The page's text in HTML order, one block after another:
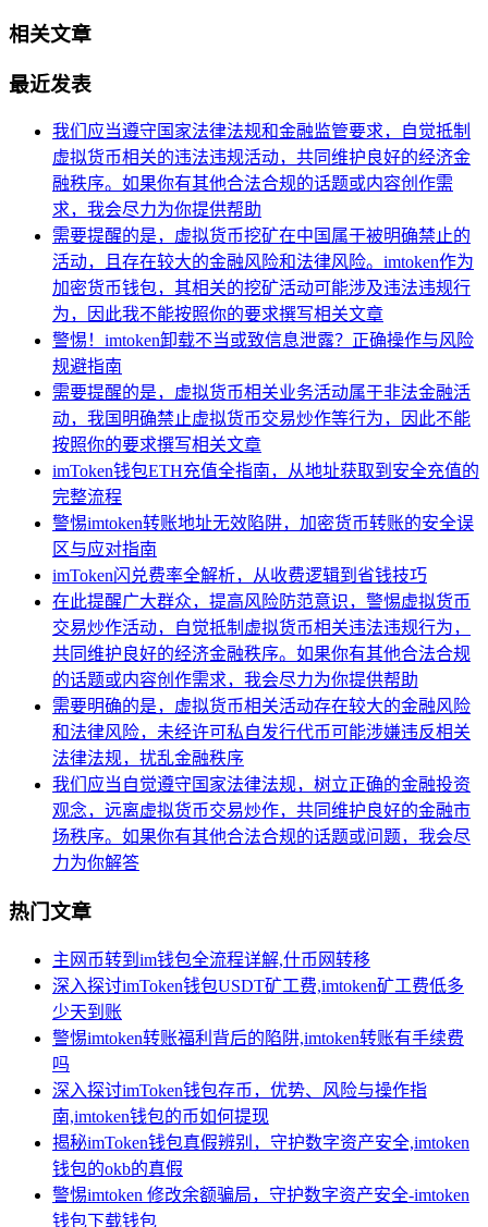
相关文章
最近发表
我们应当遵守国家法律法规和金融监管要求，自觉抵制
虚拟货币相关的违法违规活动，共同维护良好的经济金
融秩序。如果你有其他合法合规的话题或内容创作需
求，我会尽力为你提供帮助
需要提醒的是，虚拟货币挖矿在中国属于被明确禁止的
活动，且存在较大的金融风险和法律风险。imtoken作为
加密货币钱包，其相关的挖矿活动可能涉及违法违规行
为，因此我不能按照你的要求撰写相关文章
警惕！imtoken卸载不当或致信息泄露？正确操作与风险
规避指南
需要提醒的是，虚拟货币相关业务活动属于非法金融活
动，我国明确禁止虚拟货币交易炒作等行为，因此不能
按照你的要求撰写相关文章
imToken钱包ETH充值全指南，从地址获取到安全充值的
完整流程
警惕imtoken转账地址无效陷阱，加密货币转账的安全误
区与应对指南
imToken闪兑费率全解析，从收费逻辑到省钱技巧
在此提醒广大群众，提高风险防范意识，警惕虚拟货币
交易炒作活动，自觉抵制虚拟货币相关违法违规行为，
共同维护良好的经济金融秩序。如果你有其他合法合规
的话题或内容创作需求，我会尽力为你提供帮助
需要明确的是，虚拟货币相关活动存在较大的金融风险
和法律风险，未经许可私自发行代币可能涉嫌违反相关
法律法规，扰乱金融秩序
我们应当自觉遵守国家法律法规，树立正确的金融投资
观念，远离虚拟货币交易炒作，共同维护良好的金融市
场秩序。如果你有其他合法合规的话题或问题，我会尽
力为你解答
热门文章
主网币转到im钱包全流程详解,什币网转移
深入探讨imToken钱包USDT矿工费,imtoken矿工费低多
少天到账
警惕imtoken转账福利背后的陷阱,imtoken转账有手续费
吗
深入探讨imToken钱包存币，优势、风险与操作指
南,imtoken钱包的币如何提现
揭秘imToken钱包真假辨别，守护数字资产安全,imtoken
钱包的okb的真假
警惕imtoken 修改余额骗局，守护数字资产安全-imtoken
钱包下载钱包